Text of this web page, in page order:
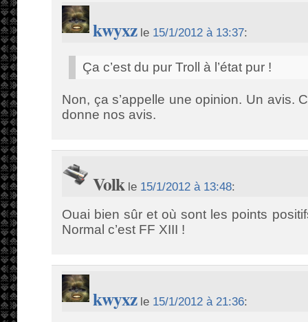
kwyxzle 15/1/2012 à 13:37:
Ça c’est du pur Troll à l’état pur !
Non, ça s’appelle une opinion. Un avis.
donne nos avis.
Volkle 15/1/2012 à 13:48:
Ouai bien sûr et où sont les points
Normal c’est FF XIII !
kwyxzle 15/1/2012 à 21:36: